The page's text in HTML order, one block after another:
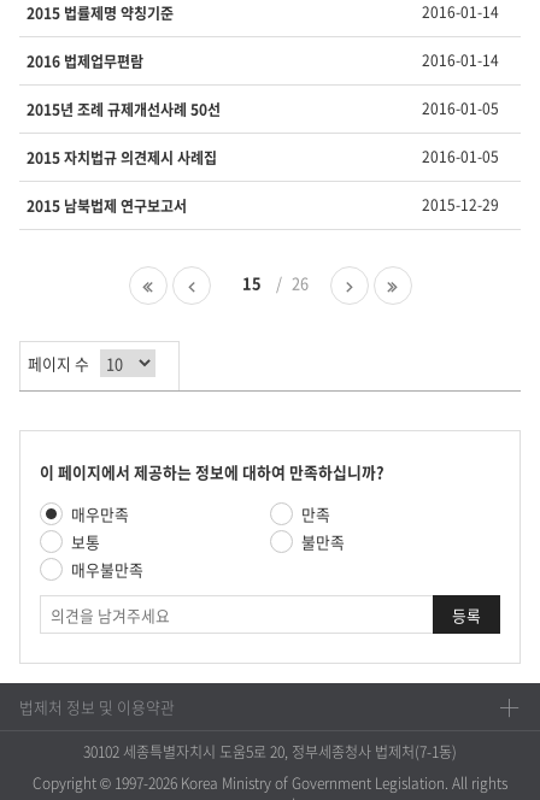
첨
부,
조
회
를
제
합
2015 법률제명 약칭기준 2016-01-14
2016 법제업무편람 2016-01-14
2015년 조례 규제개선사례 50선 2016-01-05
2015 자치법규 의견제시 사례집 2016-01-05
2015 남북법제 연구보고서 2015-12-29
첫
페
이
전
15 26
다
음
마
지
지
페이지 수
콘
츠
만
족
도
조
사
이 페이지에서 제공하는 정보에 대하여 만족하십니까?
만
족
도
평
가
매우만족
만족
보통
불만족
매우불만족
견
법제처 정보 및 이용약관
30102 세종특별자치시 도움5로 20, 정부세종청사 법제처(7-1동)
Copyright © 1997-2026 Korea Ministry of Government Legislation. All rights